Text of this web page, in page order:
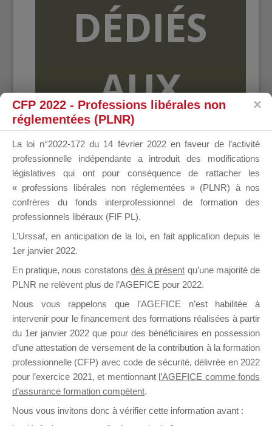
DÉDIÉS
AUX
DE
Groupe Public
il y a un jour
Ce groupe est destiné aux Organismes de
CFP 2022 - Professions libérales non
réglementées (PLNR)
La loi n°2022-172 du 14 février 2022 en faveur de l’activité
professionnelle indépendante a introduit des modifications
législatives qui ont pour conséquence de rattacher les
« professions libérales non réglementées » (PLNR) à nos
confrères du fonds interprofessionnel de formation des
professionnels libéraux (FIF PL).
L’Urssaf, en anticipation de la loi, en fait application depuis le
1er janvier 2022.
En pratique, nous constatons dès à présent qu’une majorité de
PLNR ne relèvent plus de l’AGEFICE pour 2022.
Nous vous rappelons que l’AGEFICE n’est habilitée à
intervenir pour le financement des formations réalisées à partir
du 1er janvier 2022 que pour des bénéficiaires en possession
d’une attestation de versement de la contribution à la formation
professionnelle (CFP) avec code de sécurité, délivrée en 2022
pour l’exercice 2021, et mentionnant l’AGEFICE comme fonds
d’assurance formation compétent.
Nous vous invitons donc à vérifier cette information avant :